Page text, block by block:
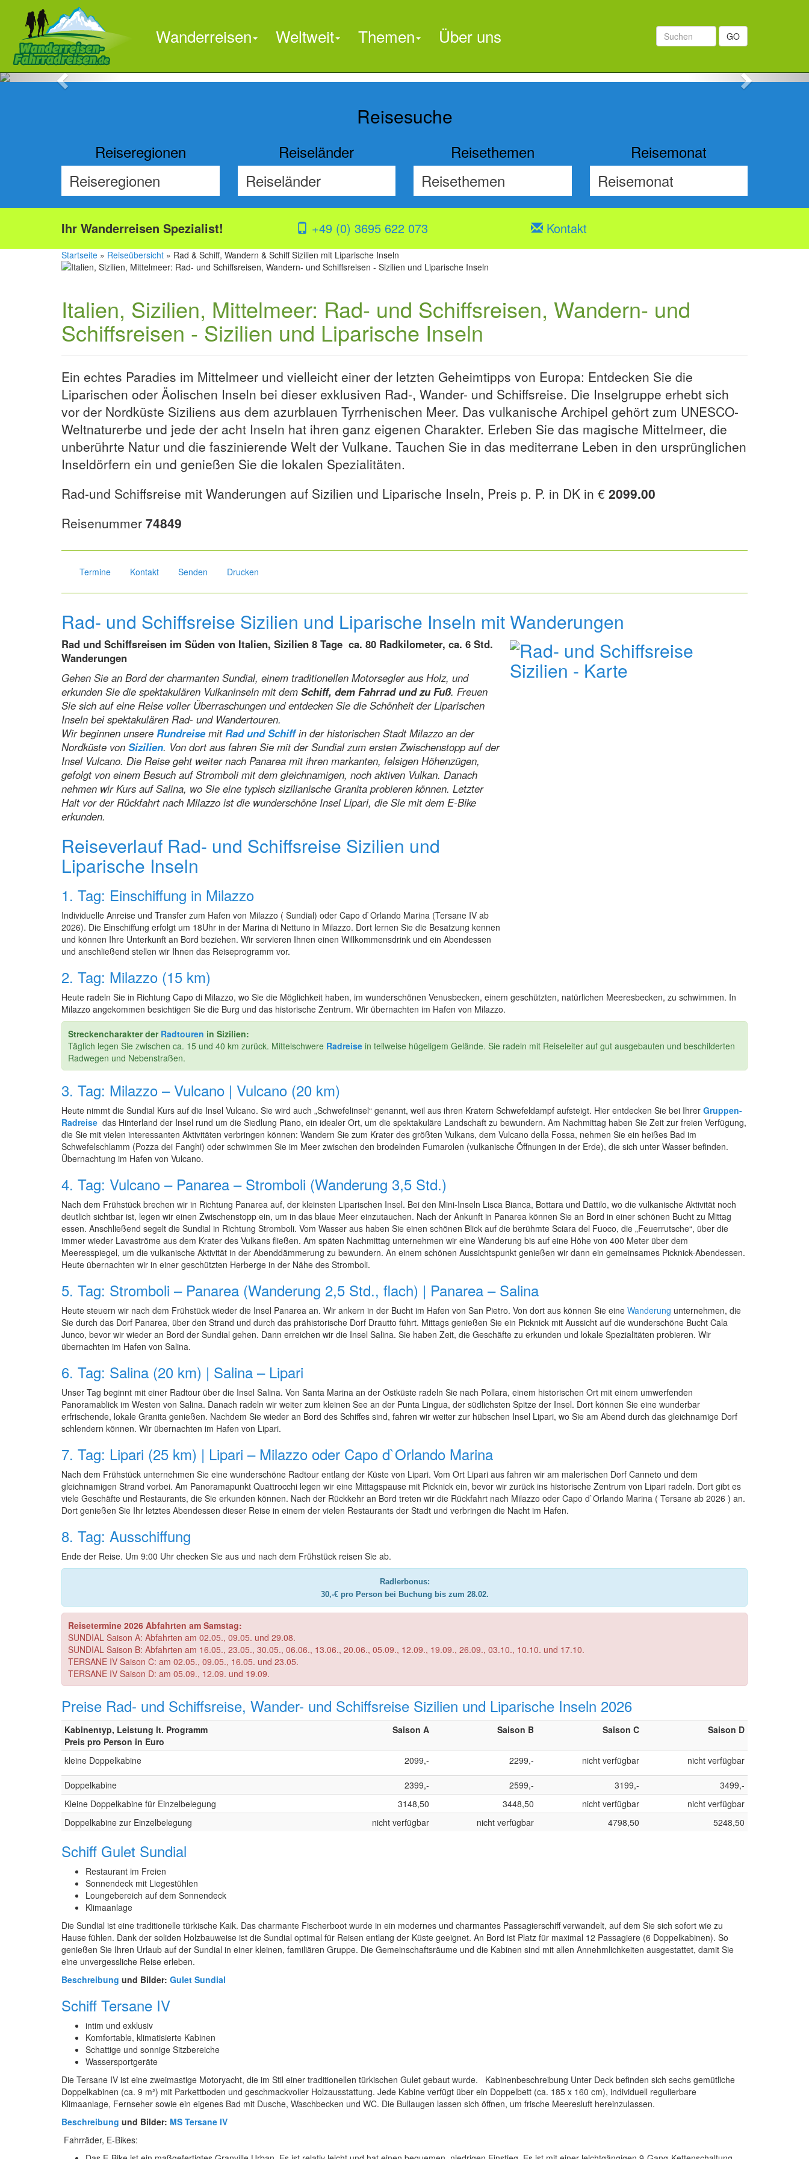

Previous Next
GO
Wanderreisen Weltweit Themen Über uns
Reisesuche
Reiseregionen Reiseländer Reisethemen Reisemonat
Ihr Wanderreisen Spezialist! +49 (0) 3695 622 073 Kontakt
Startseite » Reiseübersicht » Rad & Schiff, Wandern & Schiff Sizilien mit Liparische Inseln
Italien, Sizilien, Mittelmeer: Rad- und Schiffsreisen, Wandern- und
Schiffsreisen - Sizilien und Liparische Inseln
Ein echtes Paradies im Mittelmeer und vielleicht einer der letzten Geheimtipps von Europa: Entdecken Sie die
Liparischen oder Äolischen Inseln bei dieser exklusiven Rad-, Wander- und Schiffsreise. Die Inselgruppe erhebt sich
vor der Nordküste Siziliens aus dem azurblauen Tyrrhenischen Meer. Das vulkanische Archipel gehört zum UNESCO-
Weltnaturerbe und jede der acht Inseln hat ihren ganz eigenen Charakter. Erleben Sie das magische Mittelmeer, die
unberührte Natur und die faszinierende Welt der Vulkane. Tauchen Sie in das mediterrane Leben in den ursprünglichen
Inseldörfern ein und genießen Sie die lokalen Spezialitäten.
Rad-und Schiffsreise mit Wanderungen auf Sizilien und Liparische Inseln, Preis p. P. in DK in € 2099.00
Reisenummer 74849
Termine Kontakt Senden Drucken
Rad- und Schiffsreise Sizilien und Liparische Inseln mit Wanderungen
Rad und Schiffsreisen im Süden von Italien, Sizilien 8 Tage ca. 80 Radkilometer, ca. 6 Std.
Wanderungen
Gehen Sie an Bord der charmanten Sundial, einem traditionellen Motorsegler aus Holz, und
erkunden Sie die spektakulären Vulkaninseln mit dem Schiff, dem Fahrrad und zu Fuß. Freuen
Sie sich auf eine Reise voller Überraschungen und entdecken Sie die Schönheit der Liparischen
Inseln bei spektakulären Rad- und Wandertouren.
Wir beginnen unsere RundreisemitRad und Schiffin der historischen Stadt Milazzo an der
Nordküste von Sizilien. Von dort aus fahren Sie mit der Sundial zum ersten Zwischenstopp auf der
Insel Vulcano. Die Reise geht weiter nach Panarea mit ihren markanten, felsigen Höhenzügen,
gefolgt von einem Besuch auf Stromboli mit dem gleichnamigen, noch aktiven Vulkan. Danach
nehmen wir Kurs auf Salina, wo Sie eine typisch sizilianische Granita probieren können. Letzter
Halt vor der Rückfahrt nach Milazzo ist die wunderschöne Insel Lipari, die Sie mit dem E-Bike
erkunden.
Reiseverlauf Rad- und Schiffsreise Sizilien und
Liparische Inseln
1. Tag: Einschiffung in Milazzo
Individuelle Anreise und Transfer zum Hafen von Milazzo ( Sundial) oder Capo d`Orlando Marina (Tersane IV ab
2026). Die Einschiffung erfolgt um 18Uhr in der Marina di Nettuno in Milazzo. Dort lernen Sie die Besatzung kennen
und können Ihre Unterkunft an Bord beziehen. Wir servieren Ihnen einen Willkommensdrink und ein Abendessen
und anschließend stellen wir Ihnen das Reiseprogramm vor.
2. Tag: Milazzo (15 km)
Heute radeln Sie in Richtung Capo di Milazzo, wo Sie die Möglichkeit haben, im wunderschönen Venusbecken, einem geschützten, natürlichen Meeresbecken, zu schwimmen. In
Milazzo angekommen besichtigen Sie die Burg und das historische Zentrum. Wir übernachten im Hafen von Milazzo.
Streckencharakter der Radtouren in Sizilien:
Täglich legen Sie zwischen ca. 15 und 40 km zurück. Mittelschwere Radreise in teilweise hügeligem Gelände. Sie radeln mit Reiseleiter auf gut ausgebauten und beschilderten
Radwegen und Nebenstraßen.
3. Tag: Milazzo – Vulcano | Vulcano (20 km)
Heute nimmt die Sundial Kurs auf die Insel Vulcano. Sie wird auch „Schwefelinsel“ genannt, weil aus ihren Kratern Schwefeldampf aufsteigt. Hier entdecken Sie bei Ihrer Gruppen-
Radreise das Hinterland der Insel rund um die Siedlung Piano, ein idealer Ort, um die spektakuläre Landschaft zu bewundern. Am Nachmittag haben Sie Zeit zur freien Verfügung,
die Sie mit vielen interessanten Aktivitäten verbringen können: Wandern Sie zum Krater des größten Vulkans, dem Vulcano della Fossa, nehmen Sie ein heißes Bad im
Schwefelschlamm (Pozza dei Fanghi) oder schwimmen Sie im Meer zwischen den brodelnden Fumarolen (vulkanische Öffnungen in der Erde), die sich unter Wasser befinden.
Übernachtung im Hafen von Vulcano.
4. Tag: Vulcano – Panarea – Stromboli (Wanderung 3,5 Std.)
Nach dem Frühstück brechen wir in Richtung Panarea auf, der kleinsten Liparischen Insel. Bei den Mini-Inseln Lisca Bianca, Bottara und Dattilo, wo die vulkanische Aktivität noch
deutlich sichtbar ist, legen wir einen Zwischenstopp ein, um in das blaue Meer einzutauchen. Nach der Ankunft in Panarea können Sie an Bord in einer schönen Bucht zu Mittag
essen. Anschließend segelt die Sundial in Richtung Stromboli. Vom Wasser aus haben Sie einen schönen Blick auf die berühmte Sciara del Fuoco, die „Feuerrutsche“, über die
immer wieder Lavaströme aus dem Krater des Vulkans fließen. Am späten Nachmittag unternehmen wir eine Wanderung bis auf eine Höhe von 400 Meter über dem
Meeresspiegel, um die vulkanische Aktivität in der Abenddämmerung zu bewundern. An einem schönen Aussichtspunkt genießen wir dann ein gemeinsames Picknick-Abendessen.
Heute übernachten wir in einer geschützten Herberge in der Nähe des Stromboli.
5. Tag: Stromboli – Panarea (Wanderung 2,5 Std., flach) | Panarea – Salina
Heute steuern wir nach dem Frühstück wieder die Insel Panarea an. Wir ankern in der Bucht im Hafen von San Pietro. Von dort aus können Sie eine Wanderung unternehmen, die
Sie durch das Dorf Panarea, über den Strand und durch das prähistorische Dorf Drautto führt. Mittags genießen Sie ein Picknick mit Aussicht auf die wunderschöne Bucht Cala
Junco, bevor wir wieder an Bord der Sundial gehen. Dann erreichen wir die Insel Salina. Sie haben Zeit, die Geschäfte zu erkunden und lokale Spezialitäten probieren. Wir
übernachten im Hafen von Salina.
6. Tag: Salina (20 km) | Salina – Lipari
Unser Tag beginnt mit einer Radtour über die Insel Salina. Von Santa Marina an der Ostküste radeln Sie nach Pollara, einem historischen Ort mit einem umwerfenden
Panoramablick im Westen von Salina. Danach radeln wir weiter zum kleinen See an der Punta Lingua, der südlichsten Spitze der Insel. Dort können Sie eine wunderbar
erfrischende, lokale Granita genießen. Nachdem Sie wieder an Bord des Schiffes sind, fahren wir weiter zur hübschen Insel Lipari, wo Sie am Abend durch das gleichnamige Dorf
schlendern können. Wir übernachten im Hafen von Lipari.
7. Tag: Lipari (25 km) | Lipari – Milazzo oder Capo d`Orlando Marina
Nach dem Frühstück unternehmen Sie eine wunderschöne Radtour entlang der Küste von Lipari. Vom Ort Lipari aus fahren wir am malerischen Dorf Canneto und dem
gleichnamigen Strand vorbei. Am Panoramapunkt Quattrocchi legen wir eine Mittagspause mit Picknick ein, bevor wir zurück ins historische Zentrum von Lipari radeln. Dort gibt es
viele Geschäfte und Restaurants, die Sie erkunden können. Nach der Rückkehr an Bord treten wir die Rückfahrt nach Milazzo oder Capo d`Orlando Marina ( Tersane ab 2026 ) an.
Dort genießen Sie Ihr letztes Abendessen dieser Reise in einem der vielen Restaurants der Stadt und verbringen die Nacht im Hafen.
8. Tag: Ausschiffung
Ende der Reise. Um 9:00 Uhr checken Sie aus und nach dem Frühstück reisen Sie ab.
Radlerbonus:
30,-€ pro Person bei Buchung bis zum 28.02.
Reisetermine 2026 Abfahrten am Samstag:
SUNDIAL Saison A: Abfahrten am 02.05., 09.05. und 29.08.
SUNDIAL Saison B: Abfahrten am 16.05., 23.05., 30.05., 06.06., 13.06., 20.06., 05.09., 12.09., 19.09., 26.09., 03.10., 10.10. und 17.10.
TERSANE IV Saison C: am 02.05., 09.05., 16.05. und 23.05.
TERSANE IV Saison D: am 05.09., 12.09. und 19.09.
Preise Rad- und Schiffsreise, Wander- und Schiffsreise Sizilien und Liparische Inseln 2026
Kabinentyp, Leistung lt. Programm
Preis pro Person in Euro
Saison A Saison B Saison C Saison D
kleine Doppelkabine 2099,- 2299,- nicht verfügbar nicht verfügbar
Doppelkabine 2399,- 2599,- 3199,-
3499,-
Kleine Doppelkabine für Einzelbelegung
3148,50 3448,50 nicht verfügbar
nicht verfügbar
Doppelkabine zur Einzelbelegung
nicht verfügbar nicht verfügbar 4798,50 5248,50
Schiff Gulet Sundial
Restaurant im Freien
Sonnendeck mit Liegestühlen
Loungebereich auf dem Sonnendeck
Klimaanlage
Die Sundial ist eine traditionelle türkische Kaik. Das charmante Fischerboot wurde in ein modernes und charmantes Passagierschiff verwandelt, auf dem Sie sich sofort wie zu
Hause fühlen. Dank der soliden Holzbauweise ist die Sundial optimal für Reisen entlang der Küste geeignet. An Bord ist Platz für maximal 12 Passagiere (6 Doppelkabinen). So
genießen Sie Ihren Urlaub auf der Sundial in einer kleinen, familiären Gruppe. Die Gemeinschaftsräume und die Kabinen sind mit allen Annehmlichkeiten ausgestattet, damit Sie
eine unvergessliche Reise erleben.
Beschreibung und Bilder: Gulet Sundial
Schiff Tersane IV
intim und exklusiv
Komfortable, klimatisierte Kabinen
Schattige und sonnige Sitzbereiche
Wassersportgeräte
Die Tersane IV ist eine zweimastige Motoryacht, die im Stil einer traditionellen türkischen Gulet gebaut wurde. Kabinenbeschreibung Unter Deck befinden sich sechs gemütliche
Doppelkabinen (ca. 9 m²) mit Parkettboden und geschmackvoller Holzausstattung. Jede Kabine verfügt über ein Doppelbett (ca. 185 x 160 cm), individuell regulierbare
Klimaanlage, Fernseher sowie ein eigenes Bad mit Dusche, Waschbecken und WC. Die Bullaugen lassen sich öffnen, um frische Meeresluft hereinzulassen.
Beschreibung und Bilder: MS Tersane IV
Fahrräder, E-Bikes: